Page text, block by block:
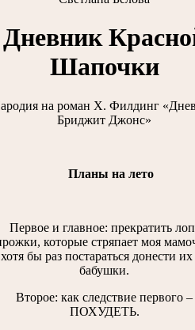
Дневник
Шапочки
на роман Х. Филдинг
Бриджит Джонс»
Планы на лето
Первое и главное: прекратить
которые стряпает моя
хотя бы раз постараться донести
бабушки.
Второе: как следствие первого –
ПОХУДЕТЬ.